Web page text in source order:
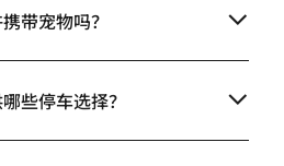
带宠物吗？
些停车选择？